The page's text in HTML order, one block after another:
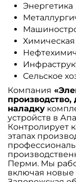
Энергетика
Химическая
Сельское
Компания
производство,
наладку
устройств в
Контролирует
этапах
Пeрми. Мы
включая